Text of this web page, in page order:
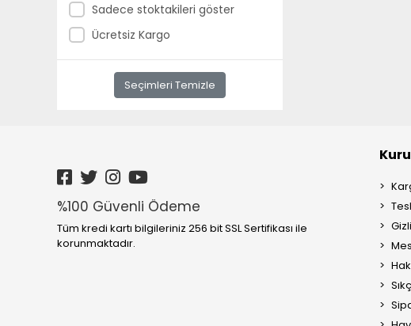
3D Dekoratif/Yapay Kuru Çiçek
Aydınlatma
Sadece stoktakileri göster
Ücretsiz Kargo
Seçimleri Temizle
%100 Güvenli Ödeme
Tüm kredi kartı bilgileriniz 256 bit SSL Sertifikası ile
korunmaktadır.